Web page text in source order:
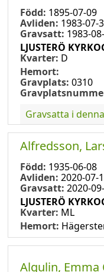
Född: 1895-07-09
Avliden: 1983-07-
Gravsatt: 1983-
LJUSTERÖ
Kvarter: D
Hemort:
Gravplats: 0310
Gravsatta i
Alfredsson,
Född: 1935-06-08
Avliden: 2020-07-
Gravsatt: 2020-
LJUSTERÖ
Kvarter: ML
Hemort:
Algulin, Emma